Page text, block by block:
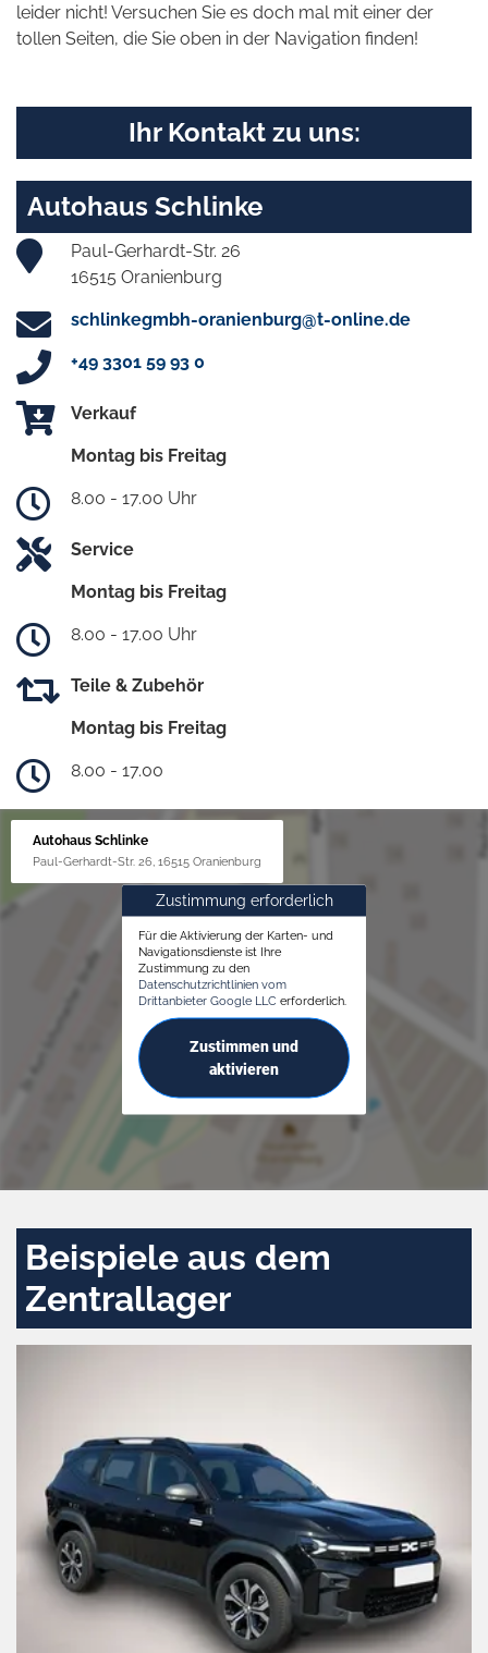
leider nicht! Versuchen Sie es doch mal mit einer der
tollen Seiten, die Sie oben in der Navigation finden!
Ihr Kontakt zu uns:
Autohaus Schlinke
Paul-Gerhardt-Str. 26
16515 Oranienburg
schlinkegmbh-oranienburg@t-online.de
+49 3301 59 93 0
Verkauf
Montag bis Freitag
8.00 - 17.00 Uhr
Service
Montag bis Freitag
8.00 - 17.00 Uhr
Teile & Zubehör
Montag bis Freitag
8.00 - 17.00
Autohaus Schlinke
Paul-Gerhardt-Str. 26, 16515 Oranienburg
Zustimmung erforderlich
Für die Aktivierung der Karten- und
Navigationsdienste ist Ihre
Zustimmung zu den
Datenschutzrichtlinien vom
Drittanbieter Google LLC erforderlich.
Zustimmen und
aktivieren
Beispiele aus dem
Zentrallager